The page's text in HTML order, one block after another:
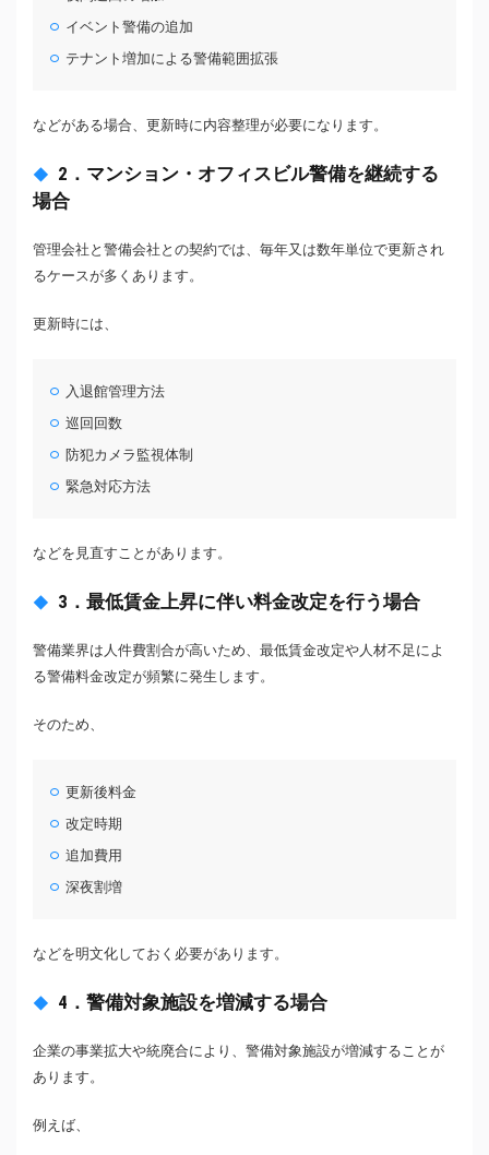
イベント警備の追加
テナント増加による警備範囲拡張
などがある場合、更新時に内容整理が必要になります。
2．マンション・オフィスビル警備を継続する
場合
管理会社と警備会社との契約では、毎年又は数年単位で更新され
るケースが多くあります。
更新時には、
入退館管理方法
巡回回数
防犯カメラ監視体制
緊急対応方法
などを見直すことがあります。
3．最低賃金上昇に伴い料金改定を行う場合
警備業界は人件費割合が高いため、最低賃金改定や人材不足によ
る警備料金改定が頻繁に発生します。
そのため、
更新後料金
改定時期
追加費用
深夜割増
などを明文化しておく必要があります。
4．警備対象施設を増減する場合
企業の事業拡大や統廃合により、警備対象施設が増減することが
あります。
例えば、